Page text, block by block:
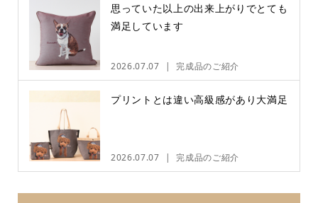
思っていた以上の出来上がりでとても
満足しています
2026.07.07 完成品のご紹介
プリントとは違い高級感があり大満足
2026.07.07 完成品のご紹介